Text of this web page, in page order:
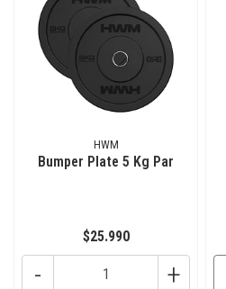
HWM
Bumper Plate 5 Kg Par
$25.990
+
-